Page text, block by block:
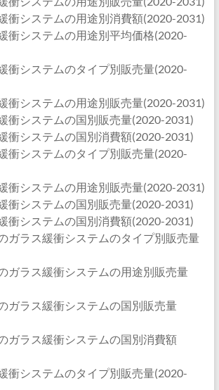
衝システムの用途別消費額(2020-2031)
衝システムの用途別平均価格(2020-
衝システムのタイプ別販売量(2020-
衝システムの用途別販売量(2020-2031)
衝システムの国別販売量(2020-2031)
衝システムの国別消費額(2020-2031)
衝システムのタイプ別販売量(2020-
衝システムの用途別販売量(2020-2031)
衝システムの国別販売量(2020-2031)
衝システムの国別消費額(2020-2031)
ガラス緩衝システムのタイプ別販売量
ガラス緩衝システムの用途別販売量
ガラス緩衝システムの国別販売量
ガラス緩衝システムの国別消費額
衝システムのタイプ別販売量(2020-